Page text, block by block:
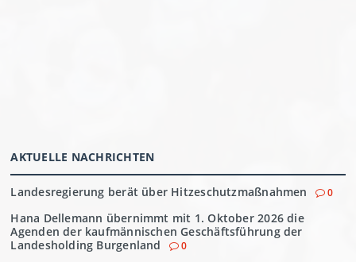
AKTUELLE NACHRICHTEN
Landesregierung berät über Hitzeschutzmaßnahmen 0
Hana Dellemann übernimmt mit 1. Oktober 2026 die
Agenden der kaufmännischen Geschäftsführung der
Landesholding Burgenland
0